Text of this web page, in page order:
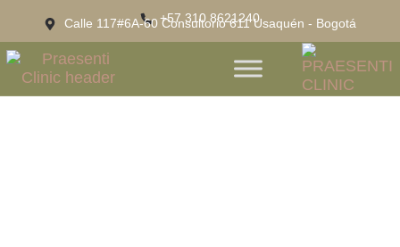
+57 310 8621240
Calle 117#6A-60 Consultorio 611 Usaquén - Bogotá